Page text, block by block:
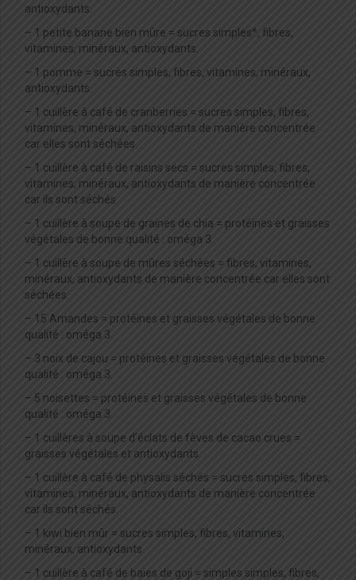
antioxydants.
– 1 petite banane bien mûre = sucres simples*, fibres,
vitamines, minéraux, antioxydants.
– 1 pomme = sucres simples, fibres, vitamines, minéraux,
antioxydants.
– 1 cuillère à café de cranberries = sucres simples, fibres,
vitamines, minéraux, antioxydants de manière concentrée
car elles sont séchées.
– 1 cuillère à café de raisins secs = sucres simples, fibres,
vitamines, minéraux, antioxydants de manière concentrée
car ils sont séchés
– 1 cuillère à soupe de graines de chia = protéines et graisses
végétales de bonne qualité : oméga 3
– 1 cuillère à soupe de mûres séchées = fibres, vitamines,
minéraux, antioxydants de manière concentrée car elles sont
séchées.
– 15 Amandes = protéines et graisses végétales de bonne
qualité : oméga 3.
– 3 noix de cajou = protéines et graisses végétales de bonne
qualité : oméga 3.
– 5 noisettes = protéines et graisses végétales de bonne
qualité : oméga 3.
– 1 cuillères à soupe d’éclats de fèves de cacao crues =
graisses végétales et antioxydants.
– 1 cuillère à café de physalis séchés = sucres simples, fibres,
vitamines, minéraux, antioxydants de manière concentrée
car ils sont séchés.
– 1 kiwi bien mûr = sucres simples, fibres, vitamines,
minéraux, antioxydants.
– 1 cuillère à café de baies de goji = simples simples, fibres,